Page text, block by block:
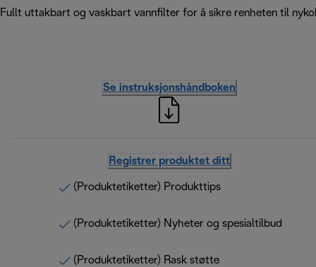
Fullt uttakbart og vaskbart vannfilter for å sikre renheten til
Se instruksjonshåndboken
Registrer produktet ditt
(Produktetiketter) Produkttips
(Produktetiketter) Nyheter og spesialtilbud
(Produktetiketter) Rask støtte